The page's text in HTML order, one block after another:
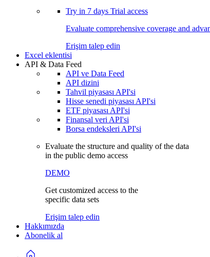
Try in 7 days Trial access
Evaluate comprehensive coverage and
Erişim talep edin
Excel eklentisi
API & Data Feed
API ve Data Feed
API dizini
Tahvil piyasası API'si
Hisse senedi piyasası API'si
ETF piyasası API'si
Finansal veri API'si
Borsa endeksleri API'si
Evaluate the structure and quality of the data
in the public demo access
DEMO
Get customized access to the
specific data sets
Erişim talep edin
Hakkımızda
Abonelik al